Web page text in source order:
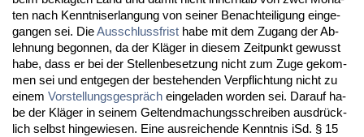
ten nach Kennt­nis­er­lan­gung von sei­ner Be­nach­tei­li­gung ein­ge­
gan­gen sei. DieAus­schluss­frist ha­be mit dem Zu­gang der Ab­
leh­nung be­gon­nen, da der Kläger in die­sem Zeit­punkt ge­wusst
ha­be, dass er bei der Stel­len­be­set­zung nicht zum Zu­ge ge­kom­
men sei und ent­ge­gen der be­ste­hen­den Ver­pflich­tung nicht zu
ei­nem Vor­stel­lungs­gespräch ein­ge­la­den wor­den sei. Dar­auf ha­
be der Kläger in sei­nem Gel­tend­ma­chungs­schrei­ben aus­drück­
lich selbst hin­ge­wie­sen. Ei­ne aus­rei­chen­de Kennt­nis iSd. § 15